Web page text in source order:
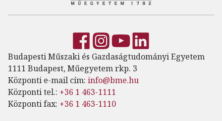
Budapesti Műszaki és Gazdaságtudományi Egyetem
1111 Budapest, Műegyetem rkp. 3
Központi e-mail cím: info@bme.hu
Központi tel.: +36 1 463-1111
Központi fax: +36 1 463-1110